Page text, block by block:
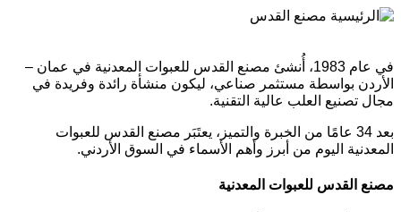
في عام 1983، أُنشئ مصنع القدس للعبوات المعدنية في عمان –
الأردن بواسطة مستثمر صناعي، ليكون منشأة رائدة وفريدة في
مجال تصنيع العلب عالية التقنية.
بعد 34 عامًا من الخبرة والتميز، يعتَبَر مصنع القدس للعبوات
المعدنية اليوم من أبرز وأهم الأسماء في السوق الأردني.
مصنع القدس للعبوات المعدنية